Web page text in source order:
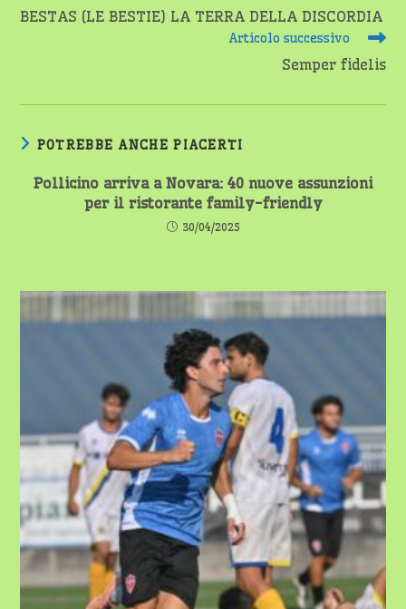
BESTAS (LE BESTIE) LA TERRA DELLA DISCORDIA
Articolo successivo
Semper fidelis
POTREBBE ANCHE PIACERTI
Pollicino arriva a Novara: 40 nuove assunzioni
per il ristorante family-friendly
30/04/2025